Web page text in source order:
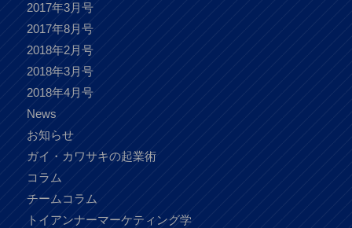
2017年3月号
2017年8月号
2018年2月号
2018年3月号
2018年4月号
News
お知らせ
ガイ・カワサキの起業術
コラム
チームコラム
トイアンナーマーケティング学